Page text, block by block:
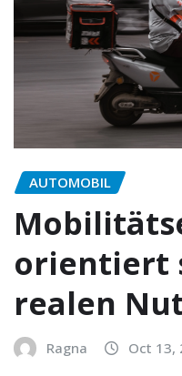
AUTOMOBIL
orientiert
realen
Ragna Oct 13,